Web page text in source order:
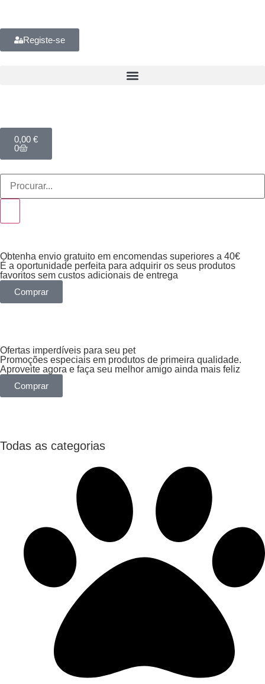
Registe-se
0,00 €
0
Obtenha envio gratuito em encomendas superiores a 40€
É a oportunidade perfeita para adquirir os seus produtos
favoritos sem custos adicionais de entrega
Comprar
Ofertas imperdíveis para seu pet
Promoções especiais em produtos de primeira qualidade.
Aproveite agora e faça seu melhor amigo ainda mais feliz
Comprar
Todas as categorias